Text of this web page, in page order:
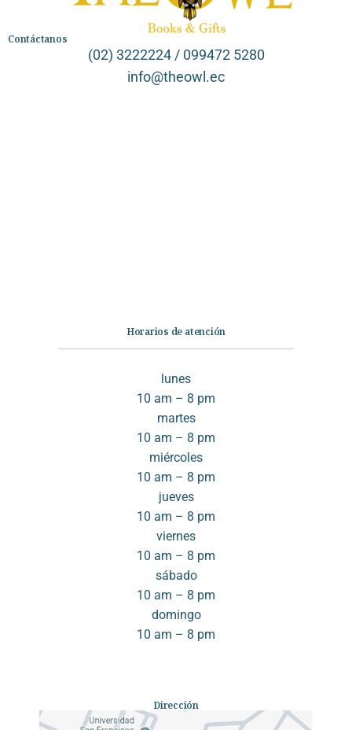
Contáctanos
(02) 3222224 / 099472 5280
info@theowl.ec
Horarios de atención
lunes
10 am – 8 pm
martes
10 am – 8 pm
miércoles
10 am – 8 pm
jueves
10 am – 8 pm
viernes
10 am – 8 pm
sábado
10 am – 8 pm
domingo
10 am – 8 pm
Dirección